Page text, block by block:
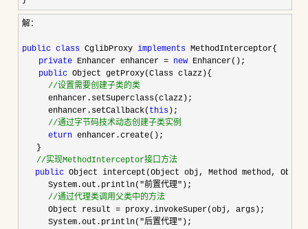
解：
public class CglibProxy implements MethodInterceptor{
private Enhancer enhancer = new Enhancer();
public Object getProxy(Class clazz){
//设置需要创建子类的类
  　　enhancer.setSuperclass(clazz);
  　　enhancer.setCallback(
this );
//通过字节码技术动态创建子类实例
eturn enhancer.create();
   }
//实现MethodInterceptor接口方法
public Object intercept(Object obj, Method method,
  　　System.out.println(
"前置代理" );
//通过代理类调用父类中的方法
  　　Object result =
proxy.invokeSuper(obj, args);
  　　System.out.println(
"后置代理" );